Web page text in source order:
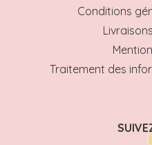
Conditions
Traitement des